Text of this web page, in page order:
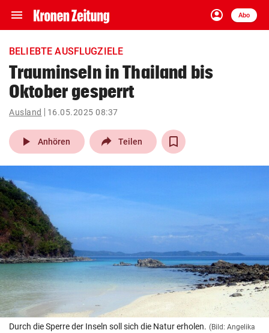
menu Navigation
ein-/ausklappen
account_circle
Anmelden
Abo
close Schließen
account_circle Anmelden
pin_drop
Wien arrow_right
bookmark
search
Suchbegriff
eingeben
© Krone Multimedia GmbH & Co KG 2026
Muthgasse 2, 1190 Wien
BELIEBTE AUSFLUGZIELE
Trauminseln in Thailand bis
Oktober gesperrt
Ausland 16.05.2025 08:37
play_arrow Anhören Teilen
Durch die Sperre der Inseln soll sich die Natur erholen. (Bild: Angelika